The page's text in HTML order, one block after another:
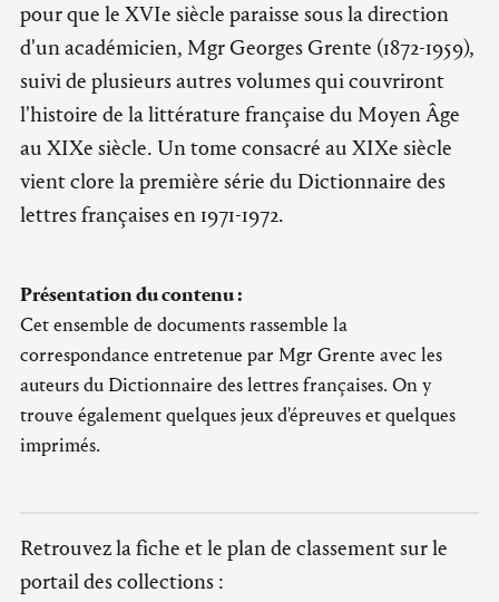
pour que le XVIe siècle paraisse sous la direction
d'un académicien, Mgr Georges Grente (1872-1959),
suivi de plusieurs autres volumes qui couvriront
l'histoire de la littérature française du Moyen Âge
au XIXe siècle. Un tome consacré au XIXe siècle
vient clore la première série du Dictionnaire des
lettres françaises en 1971-1972.
Présentation du contenu :
Cet ensemble de documents rassemble la
correspondance entretenue par Mgr Grente avec les
auteurs du Dictionnaire des lettres françaises. On y
trouve également quelques jeux d'épreuves et quelques
imprimés.
Retrouvez la fiche et le plan de classement sur le
portail des collections :